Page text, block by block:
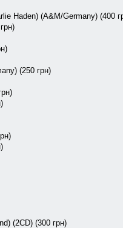
Haden) (A&M/Germany) (400
(250 грн)
(2CD) (300 грн)